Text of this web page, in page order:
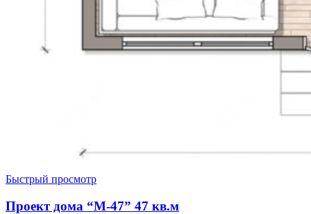
Быстрый просмотр
Проект дома “М-47” 47 кв.м